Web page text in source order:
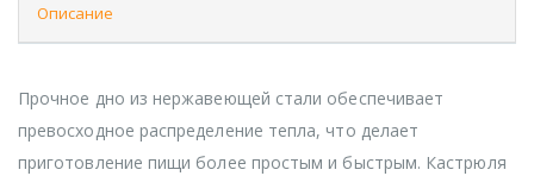
Описание
Прочное дно из нержавеющей стали обеспечивает
превосходное распределение тепла, что делает
приготовление пищи более простым и быстрым. Кастрюля